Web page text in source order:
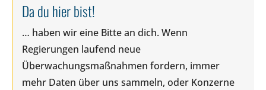
Da du hier bist!
… haben wir eine Bitte an dich. Wenn
Regierungen laufend neue
Überwachungsmaßnahmen fordern, immer
mehr Daten über uns sammeln, oder Konzerne